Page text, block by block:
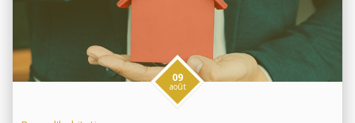
09
août